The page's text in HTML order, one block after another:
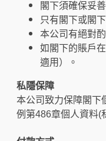
閣下須確保妥
只有閣下或閣
本公司有絕對
如閣下的賬戶
適用）。
私隱保障
本公司致力保障閣下
例第486章個人資料(